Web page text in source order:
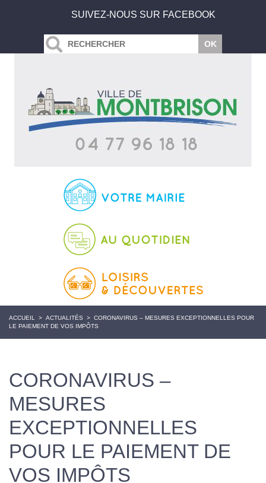
SUIVEZ-NOUS SUR FACEBOOK
ACCUEIL > ACTUALITÉS > CORONAVIRUS – MESURES EXCEPTIONNELLES POUR
LE PAIEMENT DE VOS IMPÔTS
CORONAVIRUS –
MESURES
EXCEPTIONNELLES
POUR LE PAIEMENT DE
VOS IMPÔTS